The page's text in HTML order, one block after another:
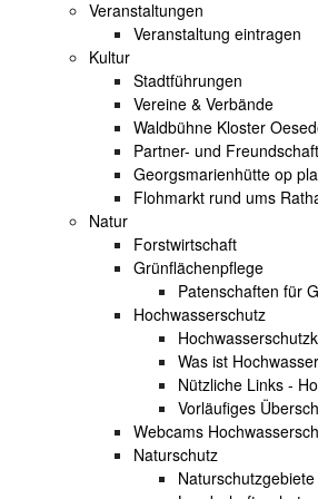
Veranstaltungen
Veranstaltung eintragen
Kultur
Stadtführungen
Vereine & Verbände
Waldbühne Kloster
Partner- und
Georgsmarienhütte op
Flohmarkt rund ums
Natur
Forstwirtschaft
Grünflächenpflege
Patenschaften für
Hochwasserschutz
Was ist
Nützliche Links -
Vorläufiges
Webcams
Naturschutz
Naturschutzgebiete